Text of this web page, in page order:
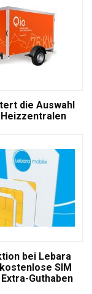
die Auswahl
bei Lebara
SIM
Guthaben